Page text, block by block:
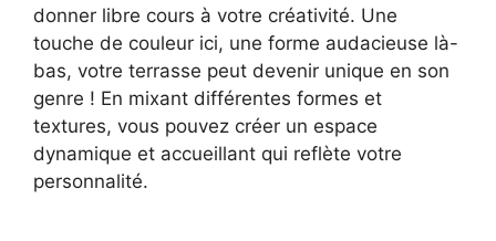
donner libre cours à votre créativité. Une
touche de couleur ici, une forme audacieuse là-
bas, votre terrasse peut devenir unique en son
genre ! En mixant différentes formes et
textures, vous pouvez créer un espace
dynamique et accueillant qui reflète votre
personnalité.